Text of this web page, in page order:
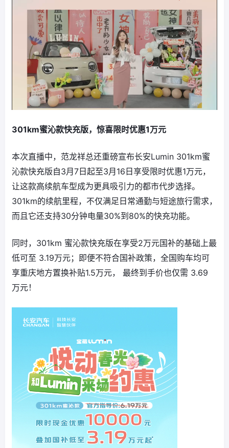
301km蜜沁款快充版，惊喜限时优惠1万元
本次直播中，范龙祥总还重磅宣布长安Lumin 301km蜜
沁款快充版自3月7日起至3月16日享受限时优惠1万元，
让这款高续航车型成为更具吸引力的都市代步选择。
301km的续航里程，不仅满足日常通勤与短途旅行需求，
而且它还支持30分钟电量30%到80%的快充功能。
同时，301km 蜜沁款快充版在享受2万元国补的基础上最
低可至 3.19万元；即便不符合国补政策，全国购车均可
享重庆地方置换补贴1.5万元， 最终到手价也仅需 3.69
万元！